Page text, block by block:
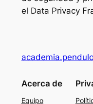
el Data Privacy
Acerca de
Equipo